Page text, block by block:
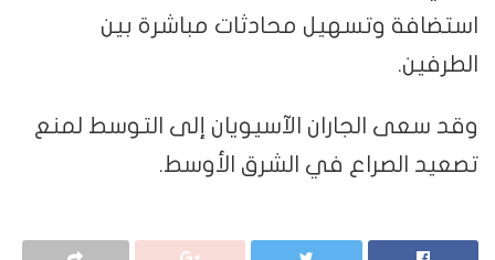
استضافة وتسهيل محادثات مباشرة بين
الطرفين.
وقد سعى الجاران الآسيويان إلى التوسط لمنع
تصعيد الصراع في الشرق الأوسط.